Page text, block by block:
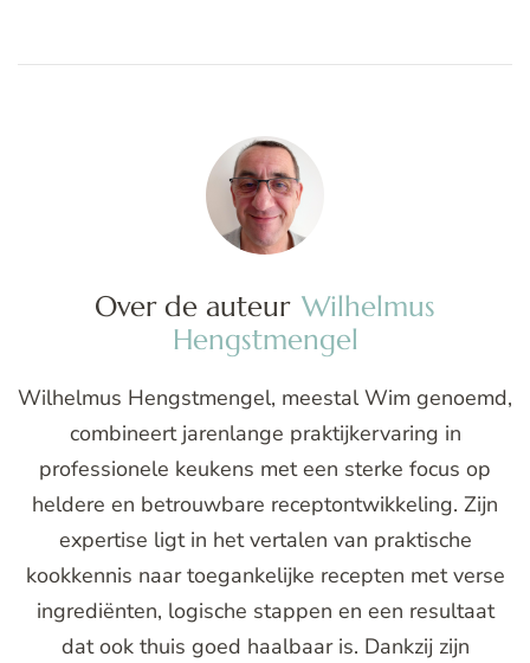
Over de auteur Wilhelmus
Hengstmengel
Wilhelmus Hengstmengel, meestal Wim genoemd,
combineert jarenlange praktijkervaring in
professionele keukens met een sterke focus op
heldere en betrouwbare receptontwikkeling. Zijn
expertise ligt in het vertalen van praktische
kookkennis naar toegankelijke recepten met verse
ingrediënten, logische stappen en een resultaat
dat ook thuis goed haalbaar is. Dankzij zijn